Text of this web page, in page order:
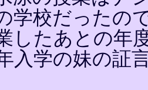
学校だったの
したあとの年
入学の妹の証